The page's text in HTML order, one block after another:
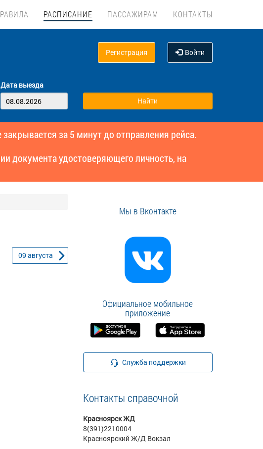
РАСПИСАНИЕ ПАССАЖИРАМ КОНТАКТЫ
Регистрация Войти
Дата выезда
за 5 минут до отправления рейса.
документа удостоверяющего личность, на
09 августа
Мы в Вконтакте
Официальное мобильное
приложение
Служба поддержки
Контакты справочной
Красноярск ЖД
8(391)2210004
Красноярский Ж/Д Вокзал